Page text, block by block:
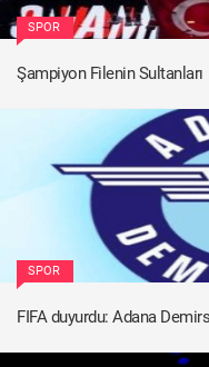
SPOR
Şampiyon Filenin Sultanları
SPOR
FIFA duyurdu: Adana